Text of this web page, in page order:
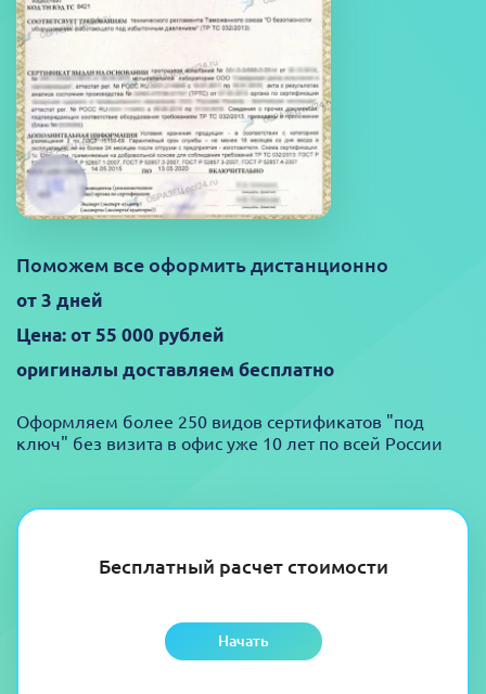
Бесплатный расчет стоимости
Начать
Поможем все оформить дистанционно
от 3 дней
Цена: от 55 000 рублей
оригиналы доставляем бесплатно
Оформляем более 250 видов сертификатов "под
ключ" без визита в офис уже 10 лет по всей России